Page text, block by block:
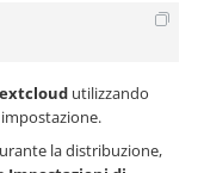
utilizzando
la distribuzione,